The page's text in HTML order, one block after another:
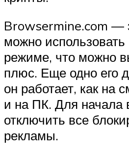
Browsermine.com —
можно
режиме, что можно
плюс. Еще одно его
он работает, как на
и на ПК. Для начала
отключить все
рекламы.